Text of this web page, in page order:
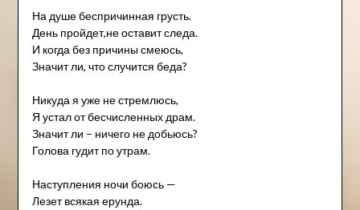
На душе беспричинная грусть.
День пройдет,не оставит следа.
И когда без причины смеюсь,
Значит ли, что случится беда?
Никуда я уже не стремлюсь,
Я устал от бесчисленных драм.
Значит ли – ничего не добьюсь?
Голова гудит по утрам.
Наступления ночи боюсь —
Лезет всякая ерунда.